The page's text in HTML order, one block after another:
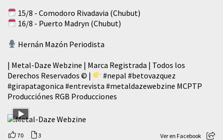
15/8 - Comodoro Rivadavia (Chubut)
16/8 - Puerto Madryn (Chubut)
Hernán Mazón Periodista
| Metal-Daze Webzine | Marca Registrada | Todos los
Derechos Reservados © |
#nepal #betovazquez
#girapatagonica #entrevista #metaldazewebzine MCPTP
Producciónes RGB Producciones
70 3 Ver en Facebook